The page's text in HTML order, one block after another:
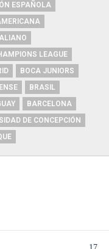
ESPAÑOLA
LEAGUE
BOCA JUNIORS
BRASIL
BARCELONA
DE CONCEPCIÓN